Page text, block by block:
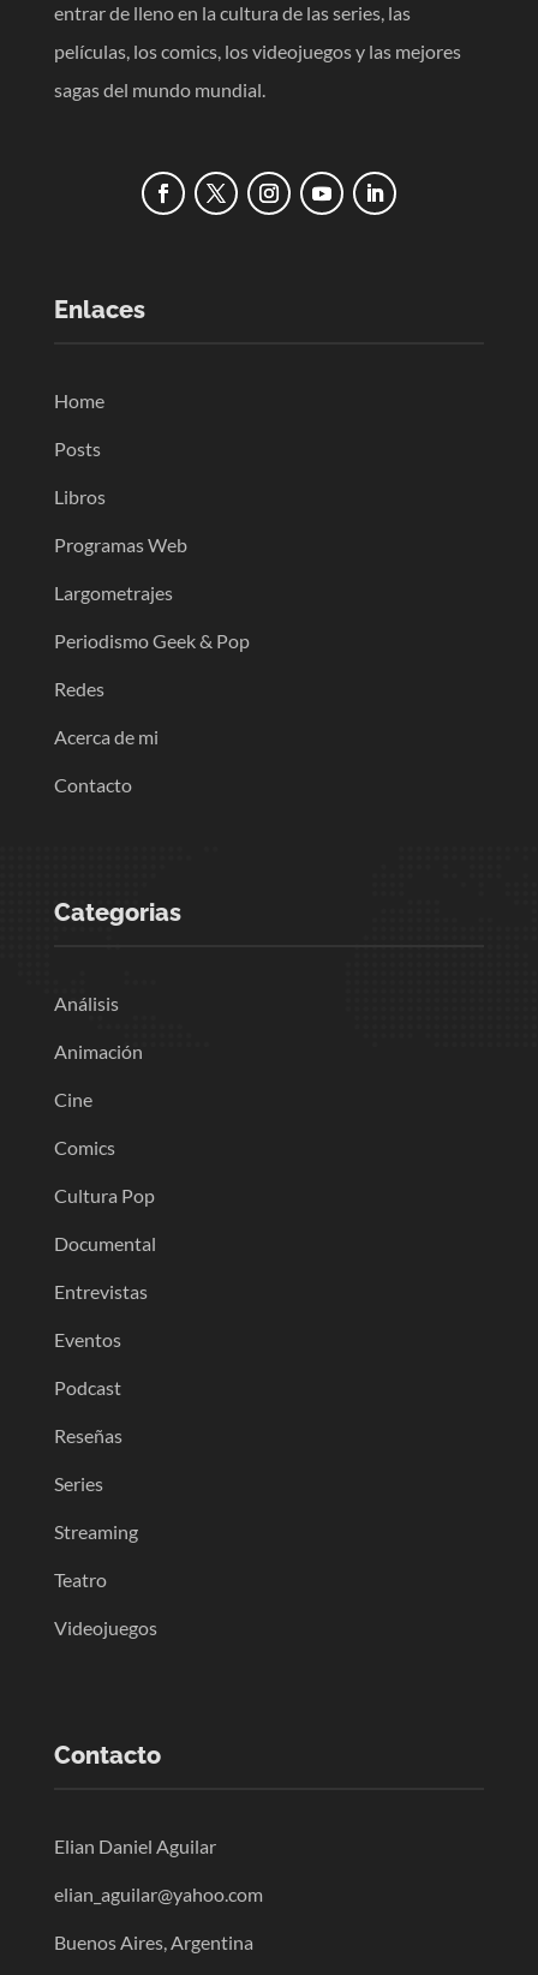
entrar de lleno en la cultura de las series, las
películas, los comics, los videojuegos y las mejores
sagas del mundo mundial.
Enlaces
Home
Posts
Libros
Programas Web
Largometrajes
Periodismo Geek & Pop
Redes
Acerca de mi
Contacto
Categorias
Análisis
Animación
Cine
Comics
Cultura Pop
Documental
Entrevistas
Eventos
Podcast
Reseñas
Series
Streaming
Teatro
Videojuegos
Contacto
Elian Daniel Aguilar
elian_aguilar@yahoo.com
Buenos Aires, Argentina